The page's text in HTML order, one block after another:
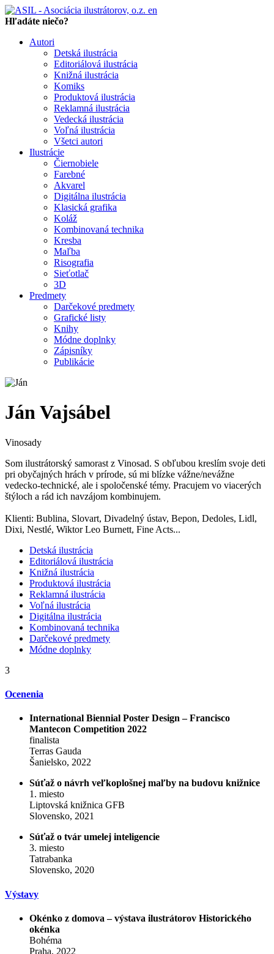
en
Hľadáte niečo?
Autori
Detská ilustrácia
Editoriálová ilustrácia
Knižná ilustrácia
Komiks
Produktová ilustrácia
Reklamná ilustrácia
Vedecká ilustrácia
Voľná ilustrácia
Všetci autori
Ilustrácie
Čiernobiele
Farebné
Akvarel
Digitálna ilustrácia
Klasická grafika
Koláž
Kombinovaná technika
Kresba
Maľba
Risografia
Sieťotlač
3D
Predmety
Darčekové predmety
Grafické listy
Knihy
Módne doplnky
Zápisníky
Publikácie
Ján Vajsábel
Vinosady
Som ilustrátorský samorast z Vinosad. S obľubou kreslím svoje deti
pri obyčajných hrách v prírode, sú mi blízke vážne/nevážne
vedecko-technické, ale i spoločenské témy. Pracujem vo viacerých
štýloch a rád ich navzájom kombinujem.
Klienti: Bublina, Slovart, Divadelný ústav, Bepon, Dedoles, Lidl,
Dixi, Nestlé, Wiktor Leo Burnett, Fine Acts...
Detská ilustrácia
Editoriálová ilustrácia
Knižná ilustrácia
Produktová ilustrácia
Reklamná ilustrácia
Voľná ilustrácia
Digitálna ilustrácia
Kombinovaná technika
Darčekové predmety
Módne doplnky
3
Ocenenia
International Biennial Poster Design – Francisco
Mantecon Competition 2022
finalista
Terras Gauda
Šanielsko, 2022
Súťaž o návrh veľkoplošnej maľby na budovu knižnice
1. miesto
Liptovská knižnica GFB
Slovensko, 2021
Súťaž o tvár umelej inteligencie
3. miesto
Tatrabanka
Slovensko, 2020
Výstavy
Okénko z domova – výstava ilustrátorov Historického
okénka
Bohéma
Praha, 2022